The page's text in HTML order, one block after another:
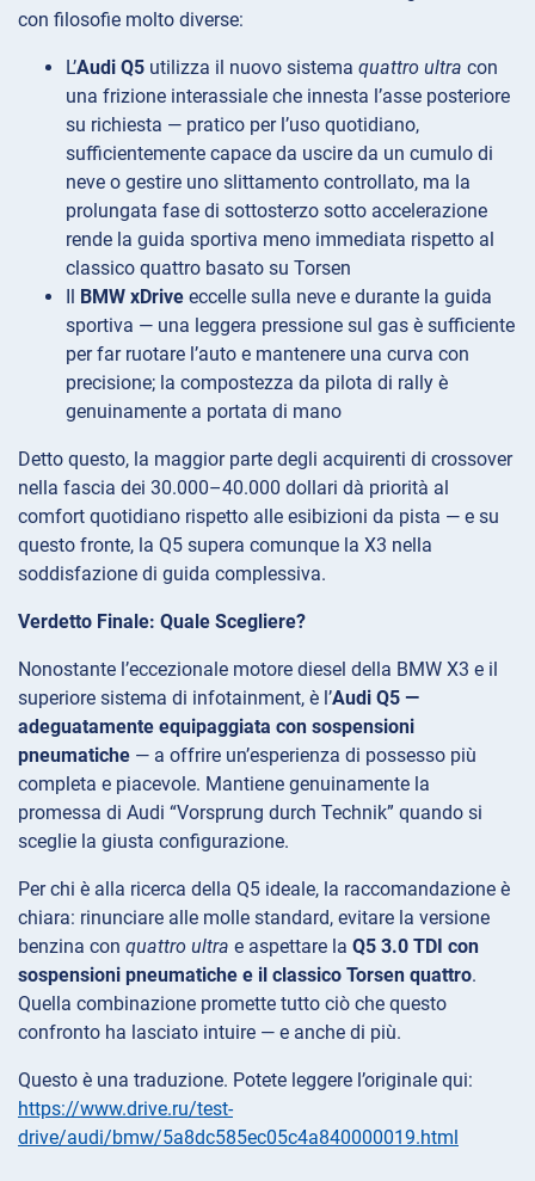
con filosofie molto diverse:
L’Audi Q5 utilizza il nuovo sistema quattro ultra con
una frizione interassiale che innesta l’asse posteriore
su richiesta — pratico per l’uso quotidiano,
sufficientemente capace da uscire da un cumulo di
neve o gestire uno slittamento controllato, ma la
prolungata fase di sottosterzo sotto accelerazione
rende la guida sportiva meno immediata rispetto al
classico quattro basato su Torsen
Il BMW xDrive eccelle sulla neve e durante la guida
sportiva — una leggera pressione sul gas è sufficiente
per far ruotare l’auto e mantenere una curva con
precisione; la compostezza da pilota di rally è
genuinamente a portata di mano
Detto questo, la maggior parte degli acquirenti di crossover
nella fascia dei 30.000–40.000 dollari dà priorità al
comfort quotidiano rispetto alle esibizioni da pista — e su
questo fronte, la Q5 supera comunque la X3 nella
soddisfazione di guida complessiva.
Verdetto Finale: Quale Scegliere?
Nonostante l’eccezionale motore diesel della BMW X3 e il
superiore sistema di infotainment, è l’Audi Q5 —
adeguatamente equipaggiata con sospensioni
pneumatiche — a offrire un’esperienza di possesso più
completa e piacevole. Mantiene genuinamente la
promessa di Audi “Vorsprung durch Technik” quando si
sceglie la giusta configurazione.
Per chi è alla ricerca della Q5 ideale, la raccomandazione è
chiara: rinunciare alle molle standard, evitare la versione
benzina con quattro ultra e aspettare la Q5 3.0 TDI con
sospensioni pneumatiche e il classico Torsen quattro.
Quella combinazione promette tutto ciò che questo
confronto ha lasciato intuire — e anche di più.
Questo è una traduzione. Potete leggere l’originale qui:
https://www.drive.ru/test-
drive/audi/bmw/5a8dc585ec05c4a840000019.html